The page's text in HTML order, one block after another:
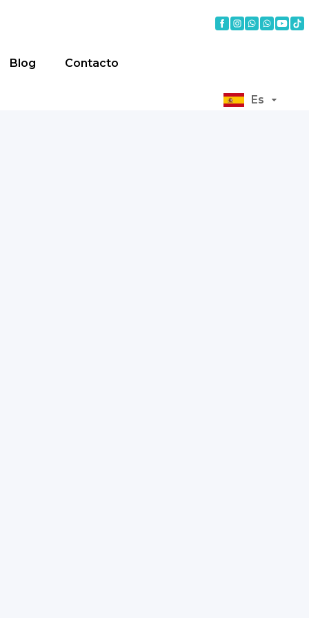
Blog Contacto
Es